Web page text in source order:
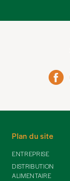
Plan du site
ENTREPRISE
DISTRIBUTION
ALIMENTAIRE